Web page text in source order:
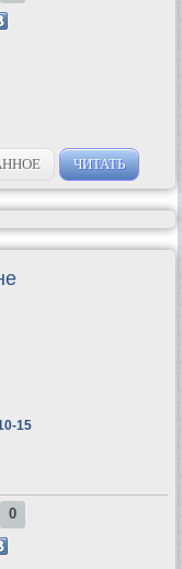
ЧИТАТЬ
15
0